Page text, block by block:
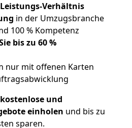
Verhältnis
in der Umzugsbranche
100 % Kompetenz
bis zu 60 %
nur mit offenen Karten
kostenlose und
einholen und bis zu
sparen.